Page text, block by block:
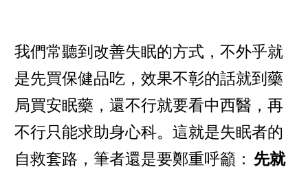
我們常聽到改善失眠的方式，不外乎就
是先買保健品吃，效果不彰的話就到藥
局買安眠藥，還不行就要看中西醫，再
不行只能求助身心科。這就是失眠者的
自救套路，筆者還是要鄭重呼籲： 先就